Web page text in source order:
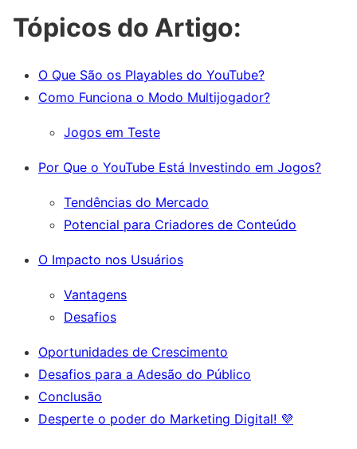
Tópicos do Artigo:
O Que São os Playables do YouTube?
Como Funciona o Modo Multijogador?
Jogos em Teste
Por Que o YouTube Está Investindo em Jogos?
Tendências do Mercado
Potencial para Criadores de Conteúdo
O Impacto nos Usuários
Vantagens
Desafios
Oportunidades de Crescimento
Desafios para a Adesão do Público
Conclusão
Desperte o poder do Marketing Digital! 💜